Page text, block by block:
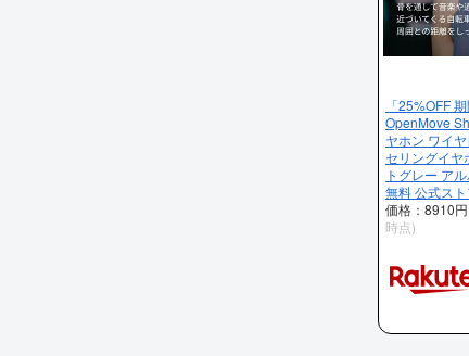
「25%OFF
OpenMove
ヤホン ワイ
セリングイヤ
トグレー ア
無料 公式スト
価格：8910
時点)